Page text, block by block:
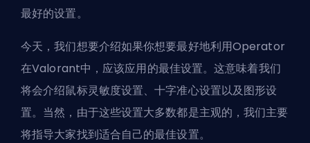
最好的设置。
今天，我们想要介绍如果你想要最好地利用Operator
在Valorant中，应该应用的最佳设置。这意味着我们
将会介绍鼠标灵敏度设置、十字准心设置以及图形设
置。当然，由于这些设置大多数都是主观的，我们主要
将指导大家找到适合自己的最佳设置。